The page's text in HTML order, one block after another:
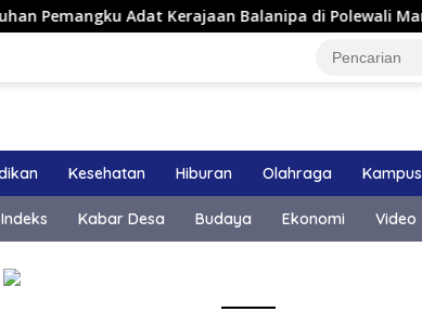
Adat Kerajaan Balanipa di Polewali Mandar
Kesehatan Hiburan Olahraga Kampus
Indeks Kabar Desa Budaya Ekonomi Video